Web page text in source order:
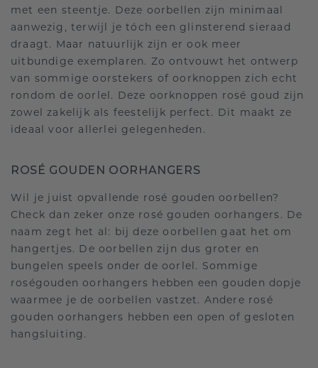
met een steentje. Deze oorbellen zijn minimaal
aanwezig, terwijl je tóch een glinsterend sieraad
draagt. Maar natuurlijk zijn er ook meer
uitbundige exemplaren. Zo ontvouwt het ontwerp
van sommige oorstekers of oorknoppen zich echt
rondom de oorlel. Deze oorknoppen rosé goud zijn
zowel zakelijk als feestelijk perfect. Dit maakt ze
ideaal voor allerlei gelegenheden.
ROSÉ GOUDEN OORHANGERS
Wil je juist opvallende rosé gouden oorbellen?
Check dan zeker onze rosé gouden oorhangers. De
naam zegt het al: bij deze oorbellen gaat het om
hangertjes. De oorbellen zijn dus groter en
bungelen speels onder de oorlel. Sommige
roségouden oorhangers hebben een gouden dopje
waarmee je de oorbellen vastzet. Andere rosé
gouden oorhangers hebben een open of gesloten
hangsluiting.